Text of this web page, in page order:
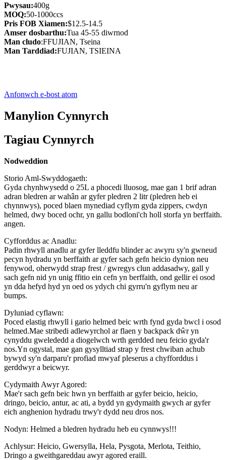
Pwysau:400g
MOQ:50-1000ccs
Pris FOB Xiamen:$12.5-14.5
Amser dosbarthu:Tua 45-55 diwrnod
Man cludo:FFUJIAN, Tseina
Man Tarddiad:FUJIAN, TSIEINA
Anfonwch e-bost atom
Manylion Cynnyrch
Tagiau Cynnyrch
Nodweddion
Storio Aml-Swyddogaeth:
Gyda chynhwysedd o 25L a phocedi lluosog, mae gan 1 brif adran
adran bledren ar wahân ar gyfer pledren 2 litr (pledren heb ei
chynnwys), poced blaen mynediad cyflym gyda zippers, cwdyn
helmed, dwy boced ochr, yn gallu bodloni'ch holl storfa yn berffaith.
angen.
Cyfforddus ac Anadlu:
Padin rhwyll anadlu ar gyfer lleddfu blinder ac awyru sy'n gwneud
pecyn hydradu yn berffaith ar gyfer sach gefn heicio dynion neu
fenywod, oherwydd strap frest / gwregys clun addasadwy, gall y
sach gefn nid yn unig ffitio ein cefn yn berffaith, ond gellir ei osod
yn dda hefyd hyd yn oed os ydych chi gyrru'n gyflym neu ar
bumps.
Dyluniad cyflawn:
Poced elastig rhwyll i gario helmed beic wrth fynd gyda bwcl i osod
helmed.Mae stribedi adlewyrchol ar flaen y backpack dŵr yn
cynyddu gwelededd a diogelwch wrth gerdded neu feicio gyda'r
nos.Yn ogystal, mae gan gysylltiad strap y frest chwiban achub
bywyd sy'n darparu'r profiad mwyaf pleserus a chyfforddus i
gerddwyr a beicwyr.
Cydymaith Awyr Agored:
Mae'r sach gefn beic hwn yn berffaith ar gyfer beicio, heicio,
dringo, beicio, antur, ac ati, a bydd yn gydymaith gwych ar gyfer
eich anghenion hydradu trwy'r dydd neu dros nos.
Nodyn: Helmed a bledren hydradu heb eu cynnwys!!!
Achlysur: Heicio, Gwersylla, Hela, Pysgota, Merlota, Teithio,
Dringo a gweithgareddau awyr agored eraill.